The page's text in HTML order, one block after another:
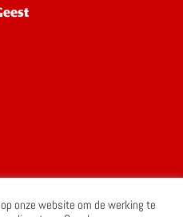
onze website om de werking te